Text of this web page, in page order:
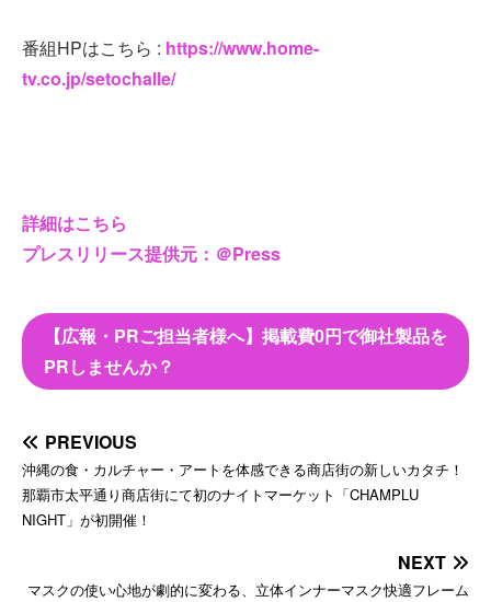
番組HPはこちら : https://www.home-
tv.co.jp/setochalle/
詳細はこちら
プレスリリース提供元：＠Press
【広報・PRご担当者様へ】掲載費0円で御社製品を
PRしませんか？
PREVIOUS
沖縄の食・カルチャー・アートを体感できる商店街の新しいカタチ！
那覇市太平通り商店街にて初のナイトマーケット「CHAMPLU
NIGHT」が初開催！
NEXT
マスクの使い心地が劇的に変わる、立体インナーマスク快適フレーム